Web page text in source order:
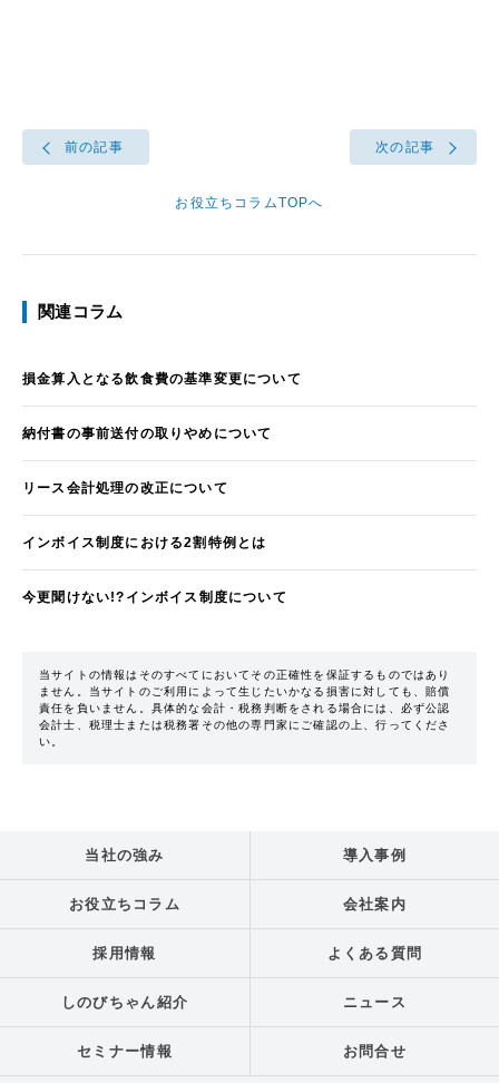
前の記事
お役立ちコラムTOPへ
次の記事
関連コラム
損金算入となる飲食費の基準変更について
納付書の事前送付の取りやめについて
リース会計処理の改正について
インボイス制度における2割特例とは
今更聞けない!?インボイス制度について
当サイトの情報はそのすべてにおいてその正確性を保証するものではあり
ません。当サイトのご利用によって生じたいかなる損害に対しても、賠償
責任を負いません。具体的な会計・税務判断をされる場合には、必ず公認
会計士、税理士または税務署その他の専門家にご確認の上、行ってくださ
い。
当社の強み 導入事例
お役立ちコラム 会社案内
採用情報 よくある質問
しのびちゃん紹介 ニュース
セミナー情報 お問合せ